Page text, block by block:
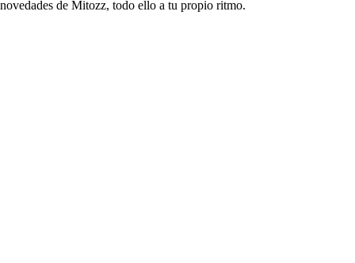
novedades de Mitozz, todo ello a tu propio ritmo.